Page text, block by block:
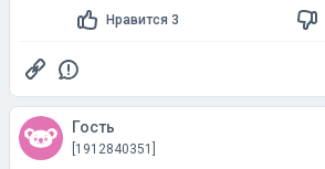
Нравится 3
Гость
[1912840351]